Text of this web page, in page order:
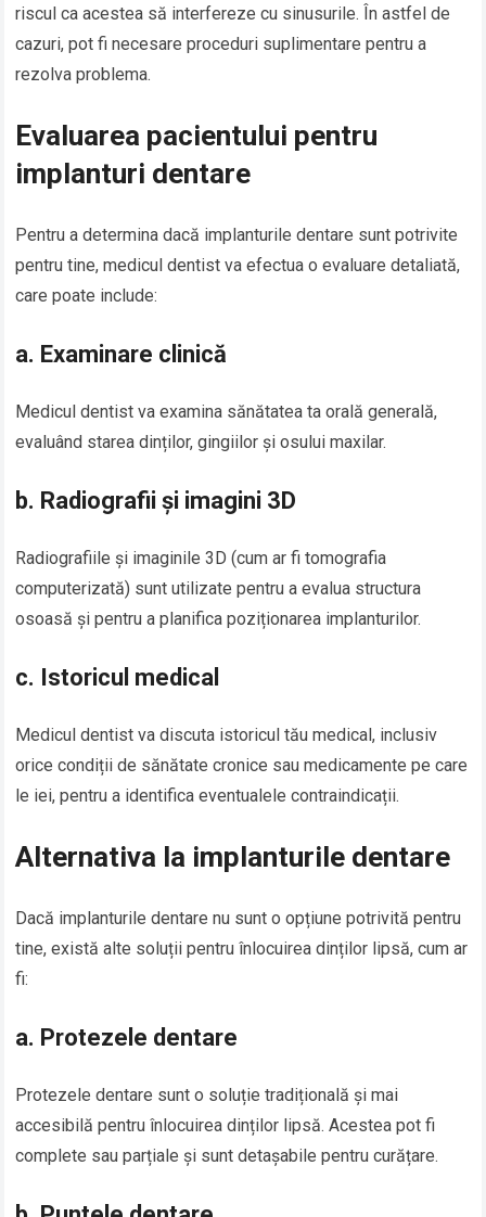
riscul ca acestea să interfereze cu sinusurile. În astfel de
cazuri, pot fi necesare proceduri suplimentare pentru a
rezolva problema.
Evaluarea pacientului pentru
implanturi dentare
Pentru a determina dacă implanturile dentare sunt potrivite
pentru tine, medicul dentist va efectua o evaluare detaliată,
care poate include:
a. Examinare clinică
Medicul dentist va examina sănătatea ta orală generală,
evaluând starea dinților, gingiilor și osului maxilar.
b. Radiografii și imagini 3D
Radiografiile și imaginile 3D (cum ar fi tomografia
computerizată) sunt utilizate pentru a evalua structura
osoasă și pentru a planifica poziționarea implanturilor.
c. Istoricul medical
Medicul dentist va discuta istoricul tău medical, inclusiv
orice condiții de sănătate cronice sau medicamente pe care
le iei, pentru a identifica eventualele contraindicații.
Alternativa la implanturile dentare
Dacă implanturile dentare nu sunt o opțiune potrivită pentru
tine, există alte soluții pentru înlocuirea dinților lipsă, cum ar
fi:
a. Protezele dentare
Protezele dentare sunt o soluție tradițională și mai
accesibilă pentru înlocuirea dinților lipsă. Acestea pot fi
complete sau parțiale și sunt detașabile pentru curățare.